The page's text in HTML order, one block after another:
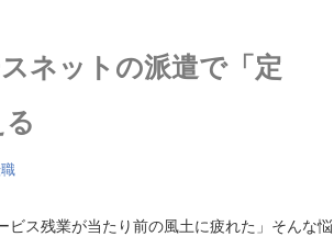
ネットの派遣で「定
ス残業が当たり前の風土に疲れた」そんな悩